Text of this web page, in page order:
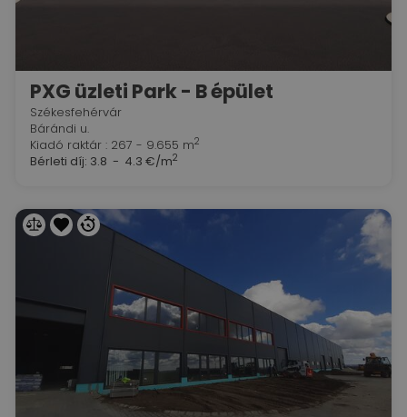
PXG üzleti Park - B épület
Székesfehérvár
Bárándi u.
Kiadó raktár : 267 - 9.655 m2
Bérleti díj: 3.8 - 4.3 €/m2